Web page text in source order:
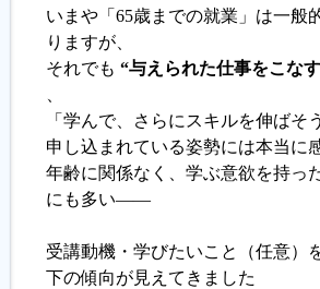
いまや「65歳までの就業」は一般
りますが、
それでも “与えられた仕事をこな
「学んで、さらにスキルを伸ばそ
申し込まれている姿勢には本当に
年齢に関係なく、学ぶ意欲を持っ
にも多い——
受講動機・学びたいこと（任意）
下の傾向が見えてきました